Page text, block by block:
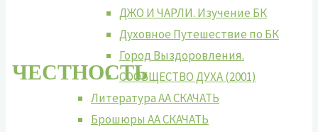
ДЖО И ЧАРЛИ. Изучение БК
Духовное Путешествие по БК
Город Выздоровления.
СООБЩЕСТВО ДУХА (2001)
Литература АА СКАЧАТЬ
Брошюры АА СКАЧАТЬ
ЧЕСТНОСТЬ